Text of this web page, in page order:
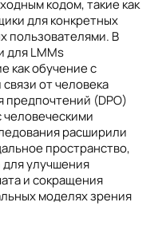
кодом, такие как
для конкретных
пользователями. В
для LMMs
как обучение с
от человека
предпочтений (DPO)
расширили
пространство,
для улучшения
и сокращения
моделях зрения